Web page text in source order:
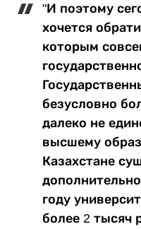
"И поэтому
хочется
которым
безусловно
далеко не
высшему
Казахстане
году
более 2 тысяч